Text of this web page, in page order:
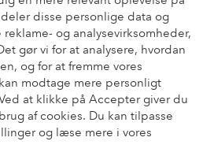
disse personlige data og
og analysevirksomheder,
gør vi for at analysere, hvordan
og for at fremme vores
modtage mere personligt
at klikke på Accepter giver du
af cookies. Du kan tilpasse
og læse mere i vores
- betal nu eller del op
vores betalingsmuligheder
elpy